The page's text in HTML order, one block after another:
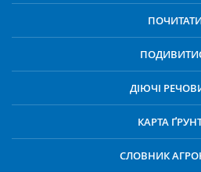
ДІЮЧІ
КАРТА
СЛОВНИК